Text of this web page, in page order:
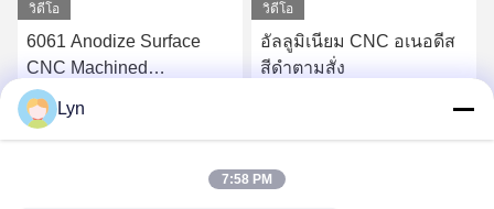
วิดีโอ
6061 Anodize Surface
CNC Machined
Aluminium Parts บริการ
พิมพ์ 3D อย่างรวดเร็ว
รับราคาที่ดีที่สุด
วิดีโอ
อัลลูมิเนียม CNC อเนอดีส
สีดําตามสั่ง
รับราคาที่ดีที่สุด
Lyn
7:58 PM